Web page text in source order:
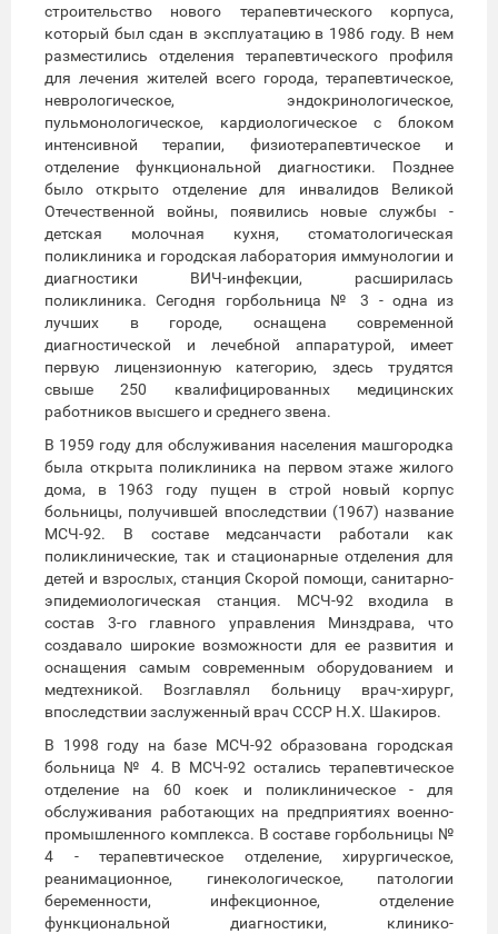
строительство нового терапевтического корпуса,
который был сдан в эксплуатацию в 1986 году. В нем
разместились отделения терапевтического профиля
для лечения жителей всего города, терапевтическое,
неврологическое, эндокринологическое,
пульмонологическое, кардиологическое с блоком
интенсивной терапии, физиотерапевтическое и
отделение функциональной диагностики. Позднее
было открыто отделение для инвалидов Великой
Отечественной войны, появились новые службы -
детская молочная кухня, стоматологическая
поликлиника и городская лаборатория иммунологии и
диагностики ВИЧ-инфекции, расширилась
поликлиника. Сегодня горбольница № 3 - одна из
лучших в городе, оснащена современной
диагностической и лечебной аппаратурой, имеет
первую лицензионную категорию, здесь трудятся
свыше 250 квалифицированных медицинских
работников высшего и среднего звена.
В 1959 году для обслуживания населения машгородка
была открыта поликлиника на первом этаже жилого
дома, в 1963 году пущен в строй новый корпус
больницы, получившей впоследствии (1967) название
МСЧ-92. В составе медсанчасти работали как
поликлинические, так и стационарные отделения для
детей и взрослых, станция Скорой помощи, санитарно-
эпидемиологическая станция. МСЧ-92 входила в
состав 3-го главного управления Минздрава, что
создавало широкие возможности для ее развития и
оснащения самым современным оборудованием и
медтехникой. Возглавлял больницу врач-хирург,
впоследствии заслуженный врач СССР Н.Х. Шакиров.
В 1998 году на базе МСЧ-92 образована городская
больница № 4. В МСЧ-92 остались терапевтическое
отделение на 60 коек и поликлиническое - для
обслуживания работающих на предприятиях военно-
промышленного комплекса. В составе горбольницы №
4 - терапевтическое отделение, хирургическое,
реанимационное, гинекологическое, патологии
беременности, инфекционное, отделение
функциональной диагностики, клинико-